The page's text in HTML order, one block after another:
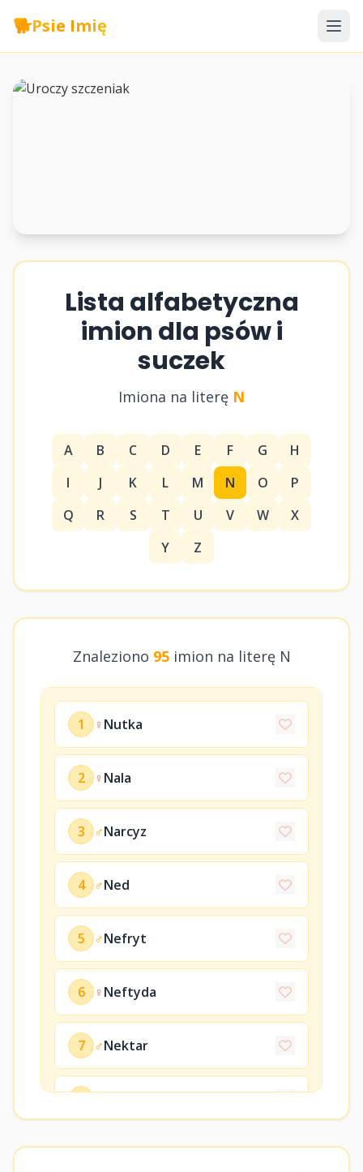
🐕Psie Imię
Lista alfabetyczna
imion dla psów i
suczek
Imiona na literę N
A B C D E F G
H
I
J K L M N O
P
Q
R S T U V W
X
Y
Z
Znaleziono 95imion na literę N
1 ♀Nutka
2 ♀Nala
3 ♂Narcyz
4 ♂Ned
5 ♂Nefryt
6 ♀Neftyda
7 ♂Nektar
9 ♂Nero